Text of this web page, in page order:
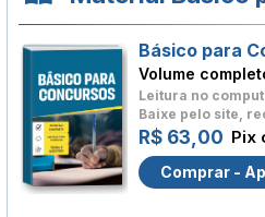
Básico para
Volume
Leitura no
Baixe pelo site,
R$ 63,00 Pix
Comprar -